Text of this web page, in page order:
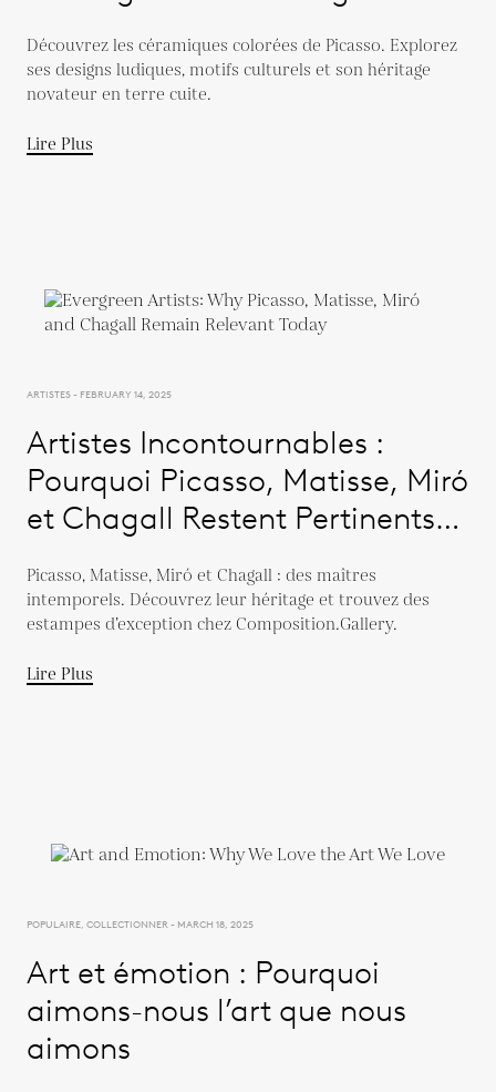
Découvrez les céramiques colorées de Picasso. Explorez
ses designs ludiques, motifs culturels et son héritage
novateur en terre cuite.
Lire Plus
ARTISTES - FEBRUARY 14, 2025
Artistes Incontournables :
Pourquoi Picasso, Matisse, Miró
et Chagall Restent Pertinents
Picasso, Matisse, Miró et Chagall : des maîtres
intemporels. Découvrez leur héritage et trouvez des
estampes d’exception chez Composition.Gallery.
Lire Plus
POPULAIRE, COLLECTIONNER - MARCH 18, 2025
Art et émotion : Pourquoi
aimons-nous l’art que nous
aimons